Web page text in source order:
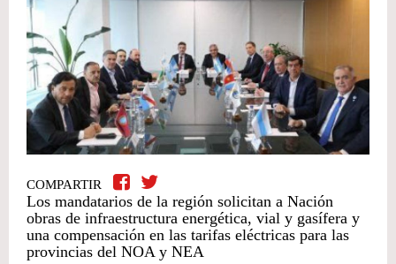
COMPARTIR
Los mandatarios de la región solicitan a Nación
obras de infraestructura energética, vial y gasífera y
una compensación en las tarifas eléctricas para las
provincias del NOA y NEA